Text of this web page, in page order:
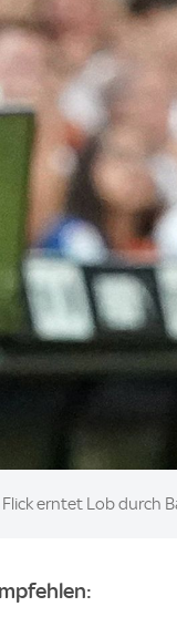
erntet Lob durch